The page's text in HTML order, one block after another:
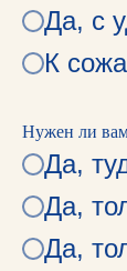
Да, с
К
Нужен ли
Да,
Да,
Да,